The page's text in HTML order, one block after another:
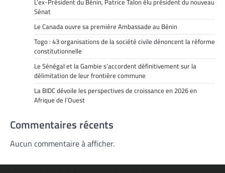
Sénat
Le Canada ouvre sa première Ambassade au Bénin
Togo : 43 organisations de la société civile dénoncent la réforme
constitutionnelle
Le Sénégal et la Gambie s’accordent définitivement sur la
délimitation de leur frontière commune
La BIDC dévoile les perspectives de croissance en 2026 en
Afrique de l’Ouest
Commentaires récents
Aucun commentaire à afficher.